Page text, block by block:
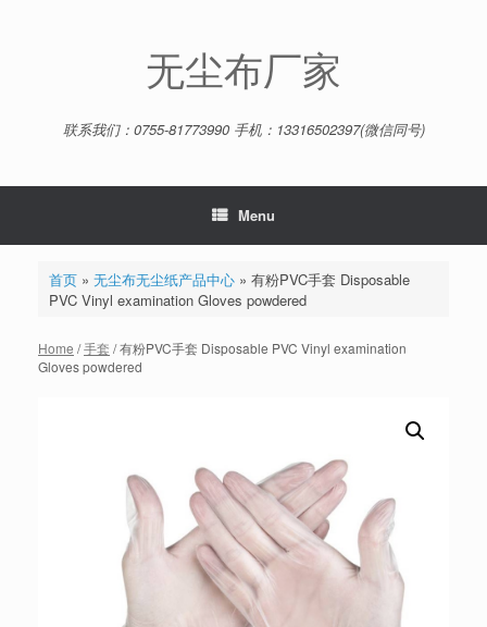
无尘布厂家
联系我们：0755-81773990 手机：13316502397(微信同号)
Menu
首页» 无尘布无尘纸产品中心» 有粉PVC手套 Disposable
PVC Vinyl examination Gloves powdered
Home /手套 / 有粉PVC手套 Disposable PVC Vinyl examination
Gloves powdered